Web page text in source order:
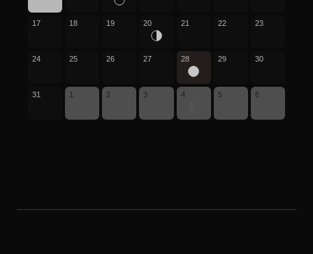
17 18 19 20 21 22 23
24 25 26 27 28 29 30
31 1 2 3 4 5 6